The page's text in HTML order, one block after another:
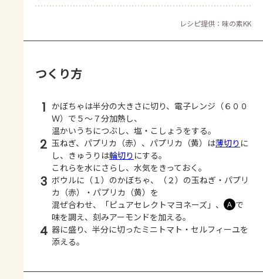
レシピ提供：味の素KK
つくり方
1 かぼちゃは半分の大きさに切り、電子レンジ（６００
Ｗ）で５～７分加熱し、
温かいうちにつぶし、塩・こしょうをする。
2 玉ねぎ、パプリカ（赤）、パプリカ（黄）は薄切り に
し、きゅうりは輪切り にする。
これらを水にさらし、水気をきっておく。
3 ボウルに（１）のかぼちゃ、（２）の玉ねぎ・パプリ
カ（赤）・パプリカ（黄）を
混ぜ合わせ、「ピュアセレクトマヨネーズ」、
Ａ で
味を調え、刻みアーモンドを加える。
4 器に盛り、半分に切ったミニトマト・セルフィーユを
添える。